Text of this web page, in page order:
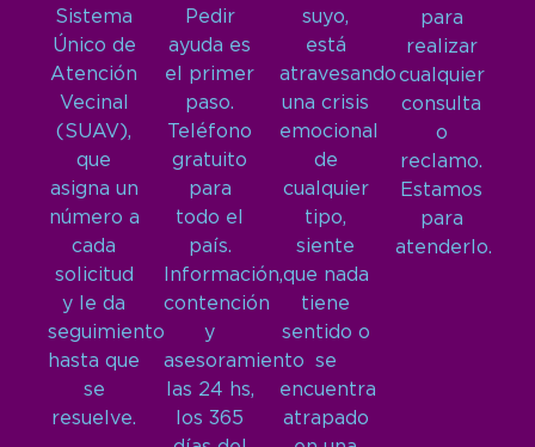
Sistema
Único de
Atención
Vecinal
(SUAV),
que
asigna un
número a
cada
solicitud
y le da
seguimiento
hasta que
se
resuelve.
Pedir
ayuda es
el primer
paso.
Teléfono
gratuito
para
todo el
país.
Información,
contención
y
asesoramiento
las 24 hs,
los 365
suyo,
está
atravesando
una crisis
emocional
de
cualquier
tipo,
siente
que nada
tiene
sentido o
se
encuentra
atrapado
para
realizar
cualquier
consulta
o
reclamo.
Estamos
para
atenderlo.